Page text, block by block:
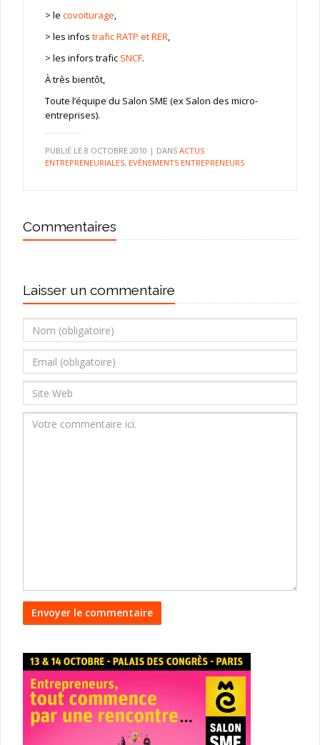
> le covoiturage,
> les infos trafic RATP et RER,
> les infors trafic SNCF.
À très bientôt,
Toute l’équipe du Salon SME (ex Salon des micro-
entreprises).
PUBLIÉ LE 8 OCTOBRE 2010 | DANS ACTUS
ENTREPRENEURIALES, EVÈNEMENTS ENTREPRENEURS
Commentaires
Laisser un commentaire